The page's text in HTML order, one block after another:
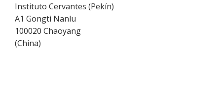
Instituto Cervantes (Pekín)
A1 Gongti Nanlu
100020 Chaoyang
(China)